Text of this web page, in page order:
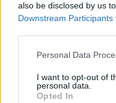
also be disclosed by us
Downstream Participants
Personal Data
I want to opt-out of
personal data.
Opted In